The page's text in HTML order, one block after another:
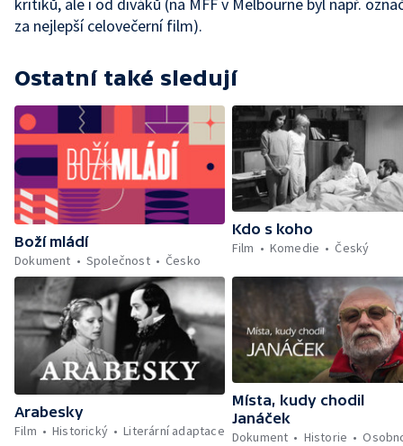
za nejlepší celovečerní film).
Ostatní také sledují
Boží mládí
Dokument
Společnost Česko
Kdo s koho
Film
Komedie Český
Arabesky
Film
Historický Literární adaptace
Místa, kudy chodil
Janáček
Dokument
Historie